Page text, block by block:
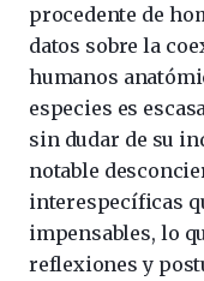
procedente de
datos sobre la
humanos
especies es
sin dudar de su
notable
interespecíficas
impensables, lo
reflexiones y